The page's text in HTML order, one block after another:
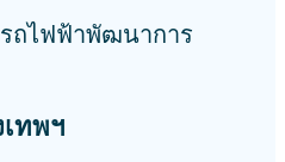
ถไฟฟ้าพัฒนาการ
ทพฯ